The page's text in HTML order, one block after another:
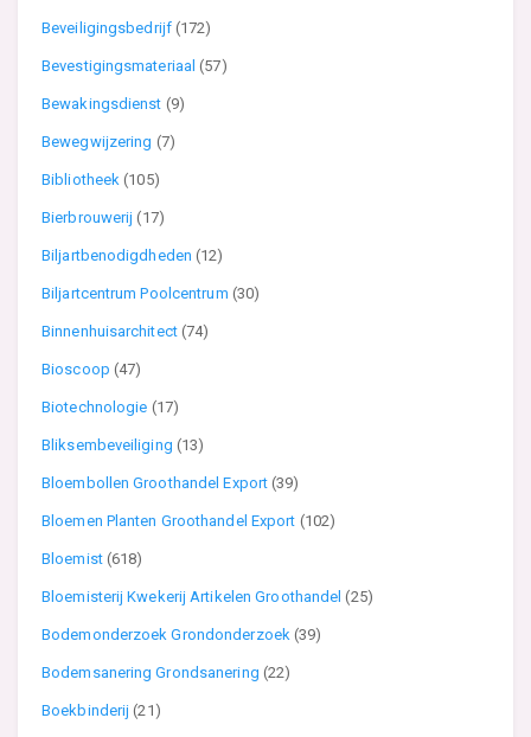
Beveiligingsbedrijf (172)
Bevestigingsmateriaal(57)
Bewakingsdienst (9)
Bewegwijzering (7)
Bibliotheek(105)
Bierbrouwerij(17)
Biljartbenodigdheden(12)
Biljartcentrum Poolcentrum (30)
Binnenhuisarchitect (74)
Bioscoop (47)
Biotechnologie (17)
Bliksembeveiliging (13)
Bloembollen Groothandel Export(39)
Bloemen Planten Groothandel Export (102)
Bloemist (618)
Bloemisterij Kwekerij Artikelen Groothandel(25)
Bodemonderzoek Grondonderzoek(39)
Bodemsanering Grondsanering (22)
Boekbinderij(21)